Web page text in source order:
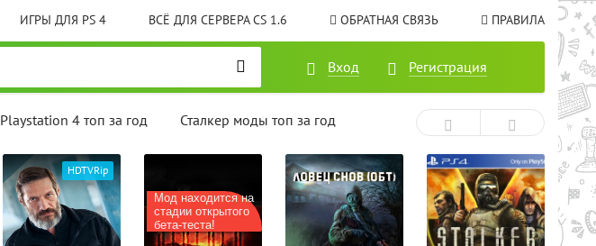
ИГРЫ ДЛЯ PS 4 ВСЁ ДЛЯ СЕРВЕРА CS 1.6 ОБРАТНАЯ СВЯЗЬ ПРАВИЛА
Вход Регистрация
Playstation 4 топ за год Сталкер моды топ за год
HDTVRip
Мод находится на
стадии открытого
бета-теста!